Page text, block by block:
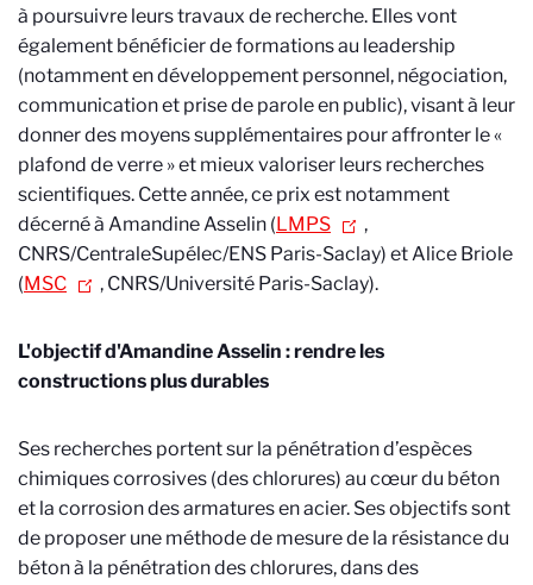
à poursuivre leurs travaux de recherche. Elles vont
également bénéficier de formations au leadership
(notamment en développement personnel, négociation,
communication et prise de parole en public), visant à leur
donner des moyens supplémentaires pour affronter le «
plafond de verre » et mieux valoriser leurs recherches
scientifiques. Cette année, ce prix est notamment
décerné à Amandine Asselin (LMPS
,
CNRS/CentraleSupélec/ENS Paris-Saclay) et Alice Briole
(MSC , CNRS/Université Paris-Saclay).
L'objectif d'Amandine Asselin : rendre les
constructions plus durables
Ses recherches portent sur la pénétration d’espèces
chimiques corrosives (des chlorures) au cœur du béton
et la corrosion des armatures en acier. Ses objectifs sont
de proposer une méthode de mesure de la résistance du
béton à la pénétration des chlorures, dans des